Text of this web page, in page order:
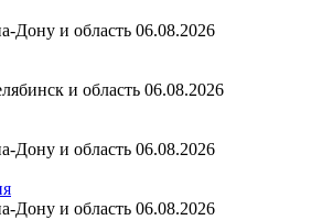
Дону и область 06.08.2026
и область 06.08.2026
Дону и область 06.08.2026
Дону и область 06.08.2026